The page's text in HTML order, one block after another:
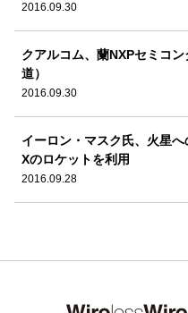
2016.09.30
クアルコム、蘭NXPセミコ
道）
2016.09.30
イーロン・マスク氏、火星
Xのロケットを利用
2016.09.28